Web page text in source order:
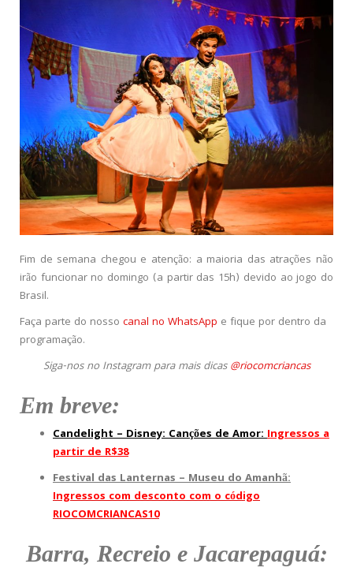
Fim de semana chegou e atenção: a maioria das atrações não
irão funcionar no domingo (a partir das 15h) devido ao jogo do
Brasil.
Faça parte do nosso canal no WhatsApp e fique por dentro da
programação.
Siga-nos no Instagram para mais dicas @riocomcriancas
Em breve:
Candelight – Disney: Canções de Amor:Ingressos a
partir de R$38
Festival das Lanternas – Museu do Amanhã:
Ingressos com desconto com o código
RIOCOMCRIANCAS10
Barra, Recreio e Jacarepaguá: